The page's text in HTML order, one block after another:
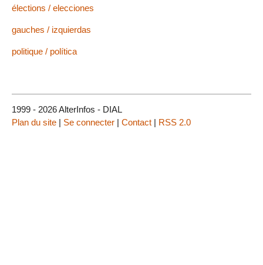
élections / elecciones
gauches / izquierdas
politique / política
1999 - 2026 AlterInfos - DIAL
Plan du site | Se connecter | Contact | RSS 2.0